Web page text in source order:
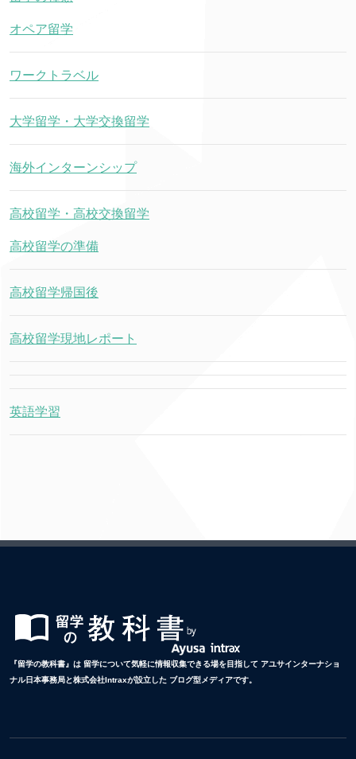
オペア留学
ワークトラベル
大学留学・大学交換留学
海外インターンシップ
高校留学・高校交換留学
高校留学の準備
高校留学帰国後
高校留学現地レポート
英語学習
『留学の教科書』は 留学について気軽に情報収集できる場を目指して アユサインターナショ
ナル日本事務局と株式会社Intraxが設立した ブログ型メディアです。